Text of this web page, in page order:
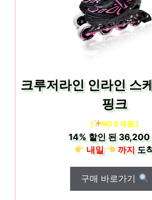
크루저라인 인라인 스
핑크
[ NO.5 제품 ]
14% 할인 된36,200
내일
까지도
구매 바로가기